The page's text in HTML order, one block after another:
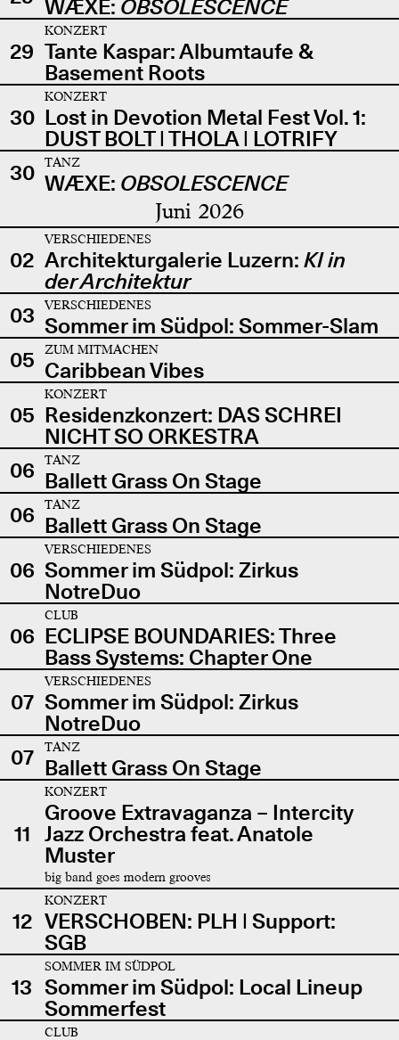
WÆXE: OBSOLESCENCE
29
KONZERT
Tante Kaspar: Albumtaufe &
Basement Roots
30
KONZERT
Lost in Devotion Metal Fest Vol. 1:
DUST BOLT | THOLA | LOTRIFY
30
TANZ
WÆXE: OBSOLESCENCE
Juni 2026
02
VERSCHIEDENES
Architekturgalerie Luzern: KI in
der Architektur
03
VERSCHIEDENES
Sommer im Südpol: Sommer-Slam
05
ZUM MITMACHEN
Caribbean Vibes
05
KONZERT
Residenzkonzert: DAS SCHREI
NICHT SO ORKESTRA
06
TANZ
Ballett Grass On Stage
06
TANZ
Ballett Grass On Stage
06
VERSCHIEDENES
Sommer im Südpol: Zirkus
NotreDuo
06
CLUB
ECLIPSE BOUNDARIES: Three
Bass Systems: Chapter One
07
VERSCHIEDENES
Sommer im Südpol: Zirkus
NotreDuo
07
TANZ
Ballett Grass On Stage
11
KONZERT
Groove Extravaganza – Intercity
Jazz Orchestra feat. Anatole
Muster
big band goes modern grooves
12
KONZERT
VERSCHOBEN: PLH | Support:
SGB
13
SOMMER IM SÜDPOL
Sommer im Südpol: Local Lineup
Sommerfest
CLUB